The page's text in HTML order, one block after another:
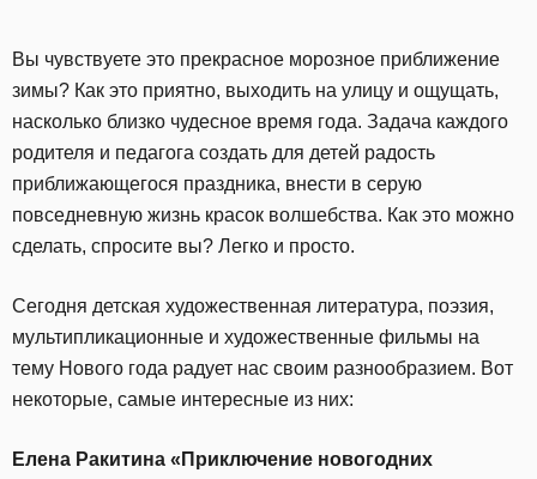
Вы чувствуете это прекрасное морозное приближение
зимы? Как это приятно, выходить на улицу и ощущать,
насколько близко чудесное время года. Задача каждого
родителя и педагога создать для детей радость
приближающегося праздника, внести в серую
повседневную жизнь красок волшебства. Как это можно
сделать, спросите вы? Легко и просто.
Сегодня детская художественная литература, поэзия,
мультипликационные и художественные фильмы на
тему Нового года радует нас своим разнообразием. Вот
некоторые, самые интересные из них:
Елена Ракитина «Приключение новогодних